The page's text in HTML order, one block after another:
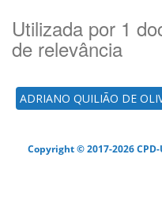
Utilizada por 1
de relevância
ADRIANO QUILIÃO DE
Copyright © 2017-2026